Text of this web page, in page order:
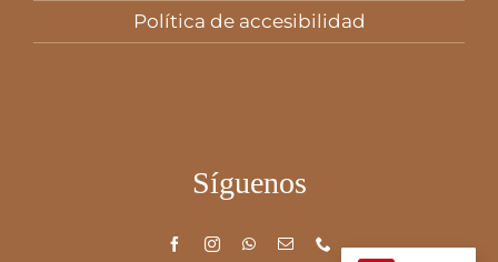
Política de accesibilidad
Síguenos